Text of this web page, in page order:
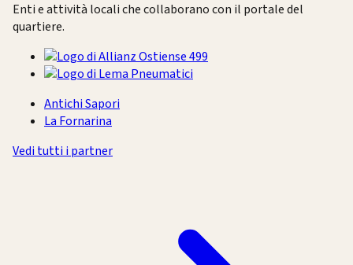
Enti e attività locali che collaborano con il portale del
quartiere.
Antichi Sapori
La Fornarina
Vedi tutti i partner